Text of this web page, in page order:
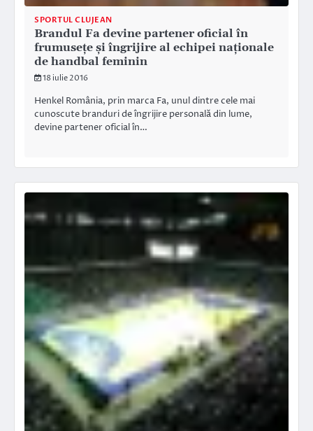
SPORTUL CLUJEAN
Brandul Fa devine partener oficial în
frumusețe și îngrijire al echipei naționale
de handbal feminin
18 iulie 2016
Henkel România, prin marca Fa, unul dintre cele mai
cunoscute branduri de îngrijire personală din lume,
devine partener oficial în…